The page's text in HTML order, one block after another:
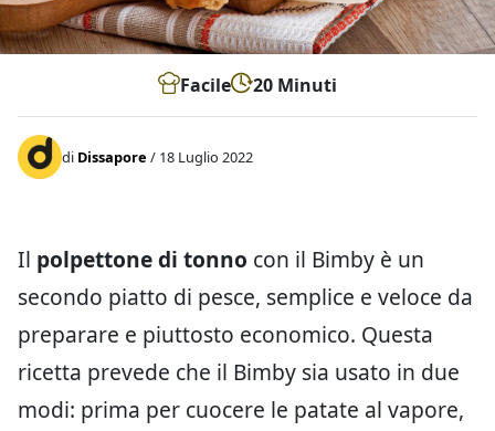
Facile 20 Minuti
di Dissapore / 18 Luglio 2022
Il polpettone di tonno con il Bimby è un
secondo piatto di pesce, semplice e veloce da
preparare e piuttosto economico. Questa
ricetta prevede che il Bimby sia usato in due
modi: prima per cuocere le patate al vapore,